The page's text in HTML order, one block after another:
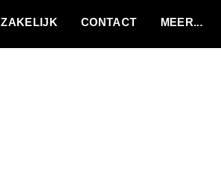
ZAKELIJK CONTACT